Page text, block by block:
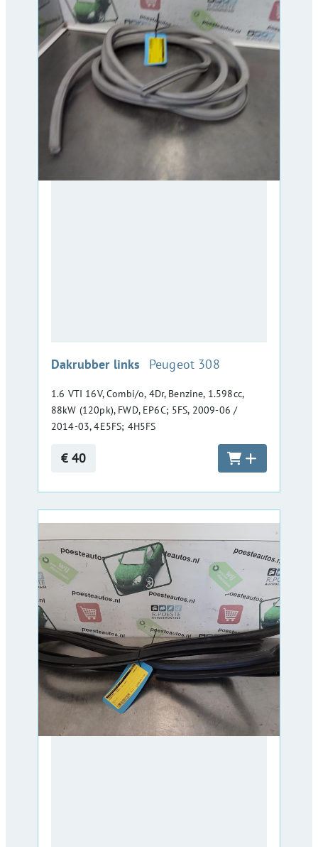
Dakrubber links :Peugeot 308
1.6 VTI 16V, Combi/o, 4Dr, Benzine, 1.598cc,
88kW (120pk), FWD, EP6C; 5FS, 2009-06 /
2014-03, 4E5FS; 4H5FS
€ 40